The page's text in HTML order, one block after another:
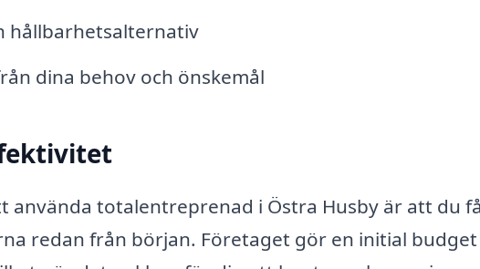
hållbarhetsalternativ
dina behov och önskemål
använda totalentreprenad i Östra Husby är att du
redan från början. Företaget gör en initial